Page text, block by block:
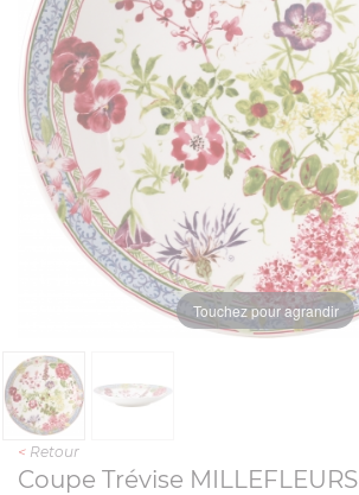
Touchez pour agrandir
< Retour
Coupe Trévise MILLEFLEURS